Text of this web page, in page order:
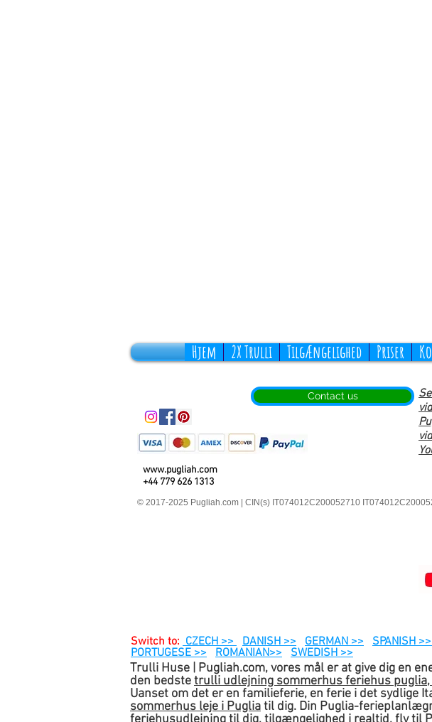
Hjem 2X Trulli Tilgængelighed Priser
Contact us
www.pugliah.com
+44 779 626 1313
© 2017-2025 Pugliah.com | CIN(s) IT074012C200052710
Switch to: CZECH >> DANISH >> GERMAN >> SPANISH
PORTUGESE >> ROMANIAN>> SWEDISH >>
Trulli Huse | Pugliah.com, vores mål er at give dig en
den bedstetrulli udlejning sommerhus feriehus
Uanset om det er en familieferie, en ferie i det sydlige
sommerhus leje i Pugliatil dig. Din Puglia-